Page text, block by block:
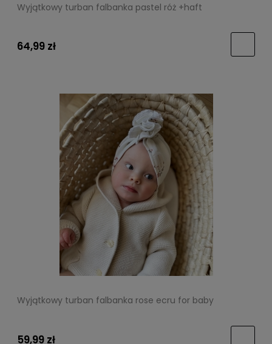
Wyjątkowy turban falbanka pastel róż +haft
64,99 zł
Wyjątkowy turban falbanka rose ecru for baby
59,99 zł